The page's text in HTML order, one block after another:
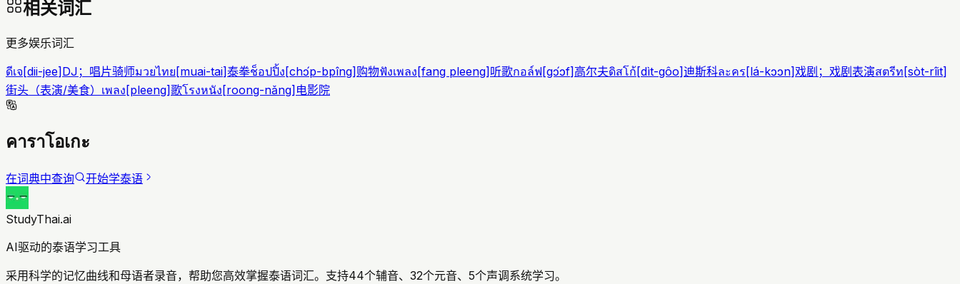
相关词汇
更多娱乐词汇
ดีเจ[dii-jee]DJ；唱片骑师มวยไทย[muai-tai]泰拳ช็อปปิ้ง[chɔ́p-bpîng]购物ฟังเพลง[fang pleeng]听歌กอล์ฟ[gɔ́ɔf]高尔夫ดิสโก้[dìt-gôo]迪斯科ละคร[lá-kɔɔn]戏剧；戏剧表演สตรีท[sòt-rîit]
街头（表演/美食） เพลง[pleeng]歌โรงหนัง[roong-nǎng]电影院
คาราโอเกะ
在词典中查询 开始学泰语
StudyThai.ai
AI驱动的泰语学习工具
采用科学的记忆曲线和母语者录音，帮助您高效掌握泰语词汇。支持44个辅音、32个元音、5个声调系统学习。